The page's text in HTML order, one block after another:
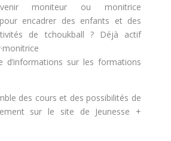
moniteur ou monitrice
pour encadrer des enfants et des
de tchoukball ? Déjà actif
d’informations sur les formations
des cours et des possibilités de
sur le site de Jeunesse +